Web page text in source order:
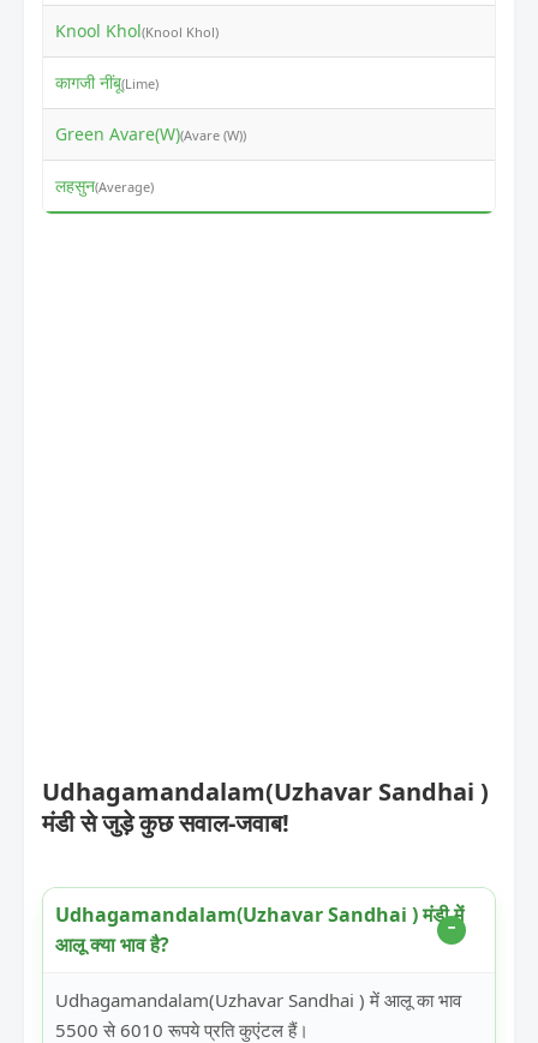
Knool Khol(Knool Khol)
कागजी नींबू(Lime)
Green Avare(W)(Avare (W))
लहसुन(Average)
Udhagamandalam(Uzhavar Sandhai )
मंडी से जुड़े कुछ सवाल-जवाब!
Udhagamandalam(Uzhavar Sandhai ) मंडी में
आलू क्या भाव है?
Udhagamandalam(Uzhavar Sandhai ) में आलू का भाव
5500 से 6010 रूपये प्रति कुएंटल हैं।